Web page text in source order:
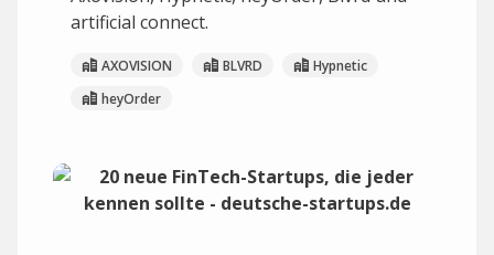
artificial connect.
AXOVISION BLVRD
Hypnetic
heyOrder